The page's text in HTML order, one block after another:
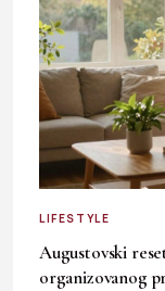
LIFESTYLE
Augustovski
organizovanog